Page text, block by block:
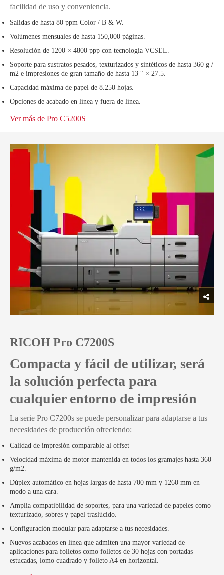
facilidad de uso y conveniencia.
Salidas de hasta 80 ppm Color / B & W.
Volúmenes mensuales de hasta 150,000 páginas.
Resolución de 1200 × 4800 ppp con tecnología VCSEL.
Soporte para sustratos pesados, texturizados y sintéticos de hasta 360 g /
m2 e impresiones de gran tamaño de hasta 13 ″ × 27.5.
Capacidad máxima de papel de 8.250 hojas.
Opciones de acabado en línea y fuera de línea.
Ver más de Pro C5200S
RICOH Pro C7200S
Compacta y fácil de utilizar, será
la solución perfecta para
cualquier entorno de impresión
La serie Pro C7200s se puede personalizar para adaptarse a tus
necesidades de producción ofreciendo:
Calidad de impresión comparable al offset
Velocidad máxima de motor mantenida en todos los gramajes hasta 360
g/m2.
Dúplex automático en hojas largas de hasta 700 mm y 1260 mm en
modo a una cara.
Amplia compatibilidad de soportes, para una variedad de papeles como
texturizado, sobres y papel traslúcido.
Configuración modular para adaptarse a tus necesidades.
Nuevos acabados en línea que admiten una mayor variedad de
aplicaciones para folletos como folletos de 30 hojas con portadas
estucadas, lomo cuadrado y folleto A4 en horizontal.